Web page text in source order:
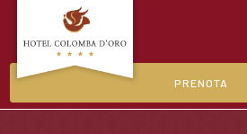
PRENOTA